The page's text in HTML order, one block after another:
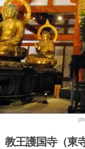
教王護国寺（東寺